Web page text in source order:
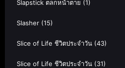
Slapstick ตลกหน้าตาย (1)
Slasher (15)
Slice of Life ชีวิตประจำวัน (43)
Slice of Life ชีวิตประจำวัน (31)